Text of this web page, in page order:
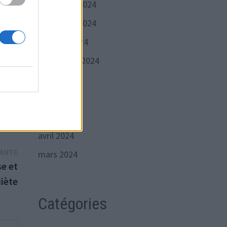
Publication
suivante :
et
décembre 2024
novembre 2024
octobre 2024
septembre 2024
avril 2024
mars 2024
Catégories